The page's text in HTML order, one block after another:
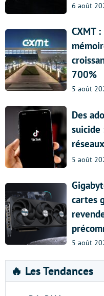
6 août
CXMT
700%
5 août
Des
5 août
cartes
5 août
🔥 Les Tendances